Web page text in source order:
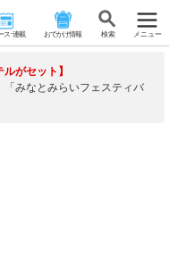
ス･連載 おでかけ情報 検 索 メニュー
がセット】
みなとみらいフェスティバ